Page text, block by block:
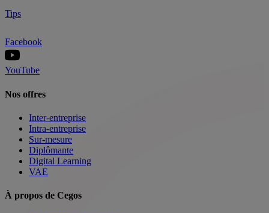
Tips
Facebook
YouTube
Nos offres
Inter-entreprise
Intra-entreprise
Sur-mesure
Diplômante
Digital Learning
VAE
À propos de Cegos